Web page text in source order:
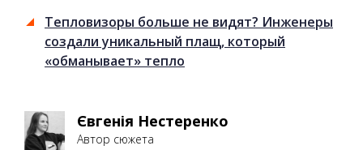
Тепловизоры больше не видят? Инженеры
создали уникальный плащ, который
«обманывает» тепло
Євгенія Нестеренко
Автор сюжета